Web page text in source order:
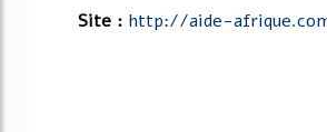
Site : http://aide-